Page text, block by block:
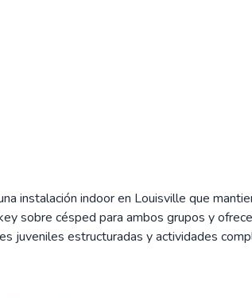
instalación indoor en Louisville que
sobre césped para ambos grupos y
juveniles estructuradas y actividades